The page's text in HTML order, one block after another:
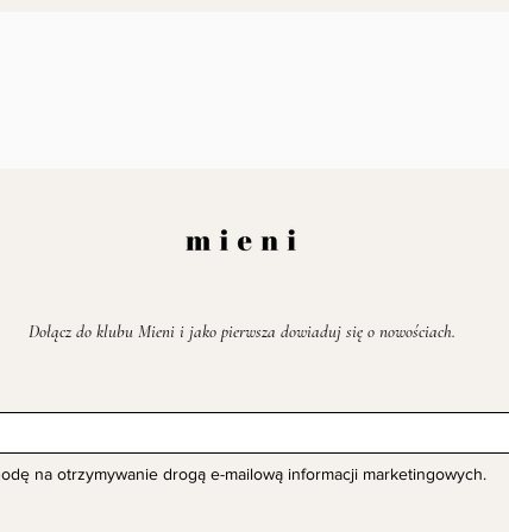
Dołącz do klubu Mieni i jako pierwsza dowiaduj się o nowościach.
na otrzymywanie drogą e-mailową informacji marketingowych.